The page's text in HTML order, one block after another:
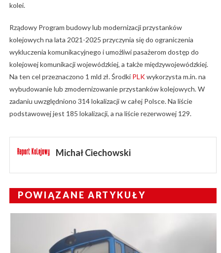
kolei.
Rządowy Program budowy lub modernizacji przystanków
kolejowych na lata 2021-2025 przyczynia się do ograniczenia
wykluczenia komunikacyjnego i umożliwi pasażerom dostęp do
kolejowej komunikacji wojewódzkiej, a także międzywojewódzkiej.
Na ten cel przeznaczono 1 mld zł. Środki PLKwykorzysta m.in. na
wybudowanie lub zmodernizowanie przystanków kolejowych. W
zadaniu uwzględniono 314 lokalizacji w całej Polsce. Na liście
podstawowej jest 185 lokalizacji, a na liście rezerwowej 129.
Michał Ciechowski
POWIĄZANE ARTYKUŁY